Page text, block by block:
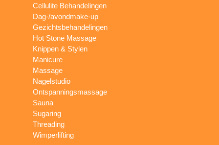
Cellulite Behandelingen
Dag-/avondmake-up
Gezichtsbehandelingen
Hot Stone Massage
Knippen & Stylen
Manicure
Massage
Nagelstudio
Ontspanningsmassage
Sauna
Sugaring
Threading
Wimperlifting